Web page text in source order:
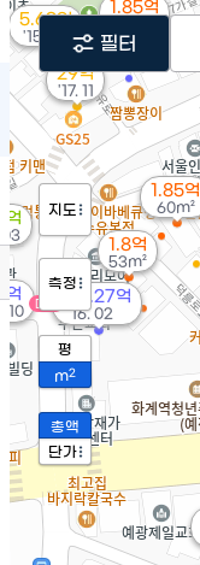
억
10
20.27억
'16. 02
매물
1.8억
53m²
1.85억
1.85억
60m²
29억
'17. 11
5.69억
'15. 03
억
03
지도
측정
평
m2
총액
단가
필터